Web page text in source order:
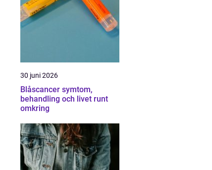
30 juni 2026
Blåscancer symtom,
behandling och livet runt
omkring